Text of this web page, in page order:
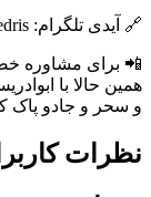
🔗 آیدی تلگرام: aboedris@
📲 برای مشاوره
همین حالا با
و سحر و جادو پاک
نظرات